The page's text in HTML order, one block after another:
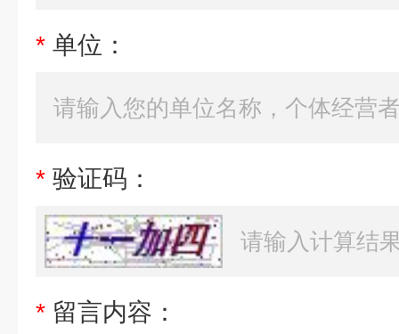
* 单位：
* 验证码：
* 留言内容：